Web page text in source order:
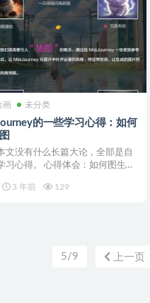
画 未分类
的一些学习心得：如何
文没有什么长篇大论，全部是自
习心得。 心得体会：如何图生图
3 年前
129
5/9 上一页